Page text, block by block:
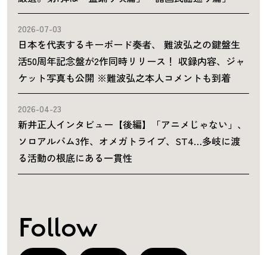
2026-07-03
日本を代表するキーボード奏者、 難波弘之の鍵盤生
活50周年記念盤が2作同時リリース！ 収録内容、ジャ
ケット写真も公開 ※難波弘之本人コメントも到着
2026-04-23
新井正人インタビュー【後編】「アニメじゃない」、
ソロアルバム3作、オメガトライブ、ST4…多岐に渡
る活動の根底にある一貫性
Follow